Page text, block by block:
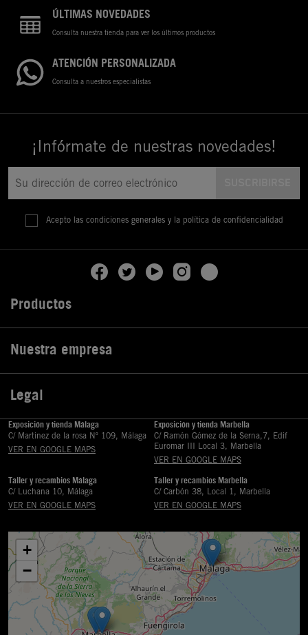
ÚLTIMAS NOVEDADES
Consulta nuestra tienda para ver los últimos productos
ATENCIÓN PERSONALIZADA
Consulta a nuestros especialistas
¡Infórmate de nuestras novedades!
Acepto las condiciones generales y la política de confidencialidad
Productos
Nuestra empresa
Legal
Exposición y tienda Málaga
C/ Martinez de la rosa Nº 109, Málaga
VER EN GOOGLE MAPS
Exposición y tienda Marbella
C/ Ramón Gómez de la Serna,7, Edif
Euromar III Local 3, Marbella
VER EN GOOGLE MAPS
Taller y recambios Málaga
C/ Luchana 10, Málaga
VER EN GOOGLE MAPS
Taller y recambios Marbella
C/ Carbón 38, Local 1, Marbella
VER EN GOOGLE MAPS
+
−